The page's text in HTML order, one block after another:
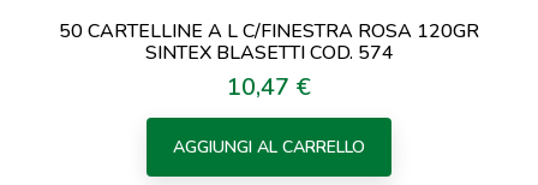
50 CARTELLINE A L C/FINESTRA ROSA 120GR
SINTEX BLASETTI COD. 574
Prezzo
10,47 €
AGGIUNGI AL CARRELLO